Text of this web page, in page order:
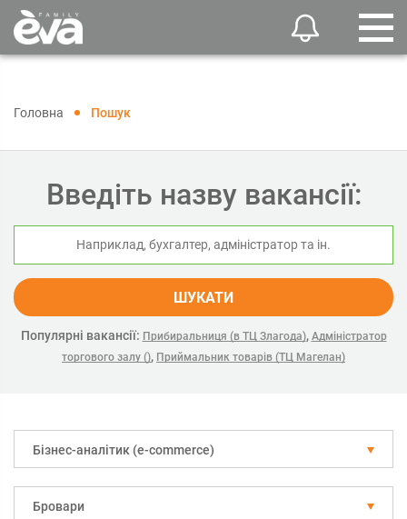
Головна Пошук
Введіть назву вакансії:
ШУКАТИ
Популярні вакансії: Прибиральниця (в ТЦ Злагода), Адміністратор
торгового залу (), Приймальник товарів (ТЦ Магелан)
Бізнес-аналітик (e-commerce)
Бровари